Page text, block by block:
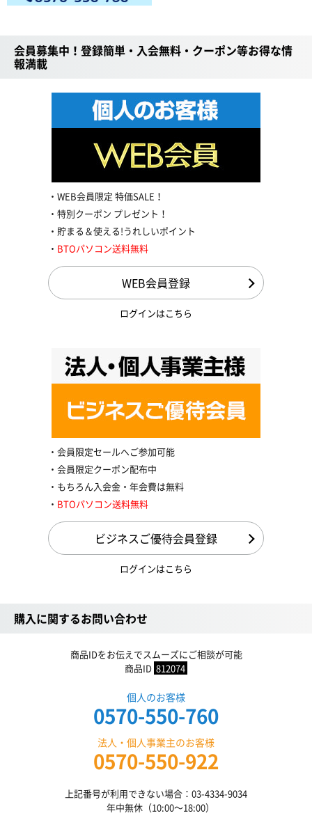
会員募集中！登録簡単・入会無料・クーポン等お得な情
報満載
WEB会員限定 特価SALE！
特別クーポン プレゼント！
貯まる＆使える!うれしいポイント
BTOパソコン送料無料
WEB会員登録
ログインはこちら
会員限定セールへご参加可能
会員限定クーポン配布中
もちろん入会金・年会費は無料
BTOパソコン送料無料
ビジネスご優待会員登録
ログインはこちら
購入に関するお問い合わせ
商品IDをお伝えでスムーズにご相談が可能
商品ID 812074
個人のお客様
0570-550-760
法人・個人事業主のお客様
0570-550-922
上記番号が利用できない場合：03-4334-9034
年中無休（10:00〜18:00）